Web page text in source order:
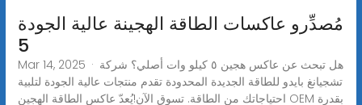
مُصدِّرو عاكسات الطاقة الهجينة عالية الجودة
5
Mar 14, 2025 · هل تبحث عن عاكس هجين ٥ كيلو وات أصلي؟ شركة
تشجيانغ بايدو للطاقة الجديدة المحدودة تقدم منتجات عالية الجودة لتلبية
احتياجاتك من الطاقة. تسوق الآن!يُعدّ عاكس الطاقة الهجين OEM بقدرة